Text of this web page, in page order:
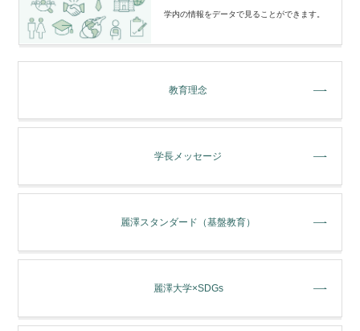
学内の情報をデータで⾒ることができます。
教育理念
学長メッセージ
麗澤スタンダード（基盤教育）
麗澤大学×SDGs